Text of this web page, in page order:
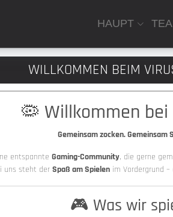
HAUPT
WILLKOMMEN BEIM
🦠 Willkommen bei
Gemeinsam zocken. Gemeinsam
entspannte Gaming-Community, die gerne
uns steht der Spaß am Spielenim Vordergrund –
🎮 Was wir